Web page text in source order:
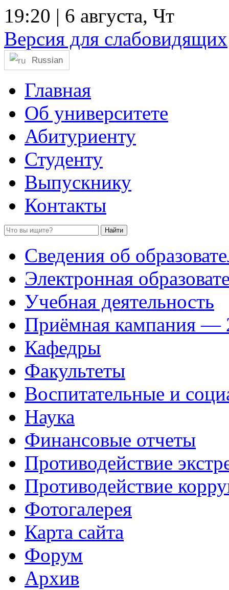
19:20 | 6 августа, Чт
Версия для слабовидящих
Russian
Главная
Об университете
Абитуриенту
Студенту
Выпускнику
Контакты
Сведения об
Электронная
Учебная деятельность
Приёмная кампания —
Кафедры
Факультеты
Воспитательные и
Наука
Финансовые отчеты
Противодействие
Противодействие
Фотогалерея
Карта сайта
Форум
Архив